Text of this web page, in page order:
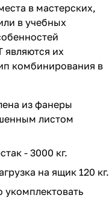
в мастерских,
в учебных
являются их
комбинирования в
из фанеры
листом
- 3000 кг.
на ящик 120 кг.